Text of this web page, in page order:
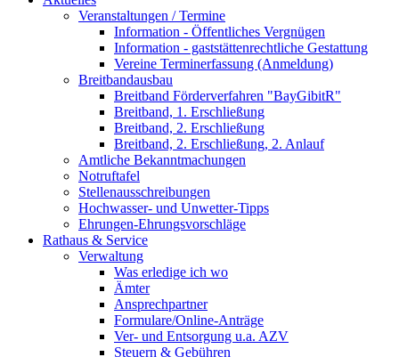
Veranstaltungen / Termine
Information - Öffentliches Vergnügen
Information - gaststättenrechtliche Gestattung
Vereine Terminerfassung (Anmeldung)
Breitbandausbau
Breitband Förderverfahren "BayGibitR"
Breitband, 1. Erschließung
Breitband, 2. Erschließung
Breitband, 2. Erschließung, 2. Anlauf
Amtliche Bekanntmachungen
Notruftafel
Stellenausschreibungen
Hochwasser- und Unwetter-Tipps
Ehrungen-Ehrungsvorschläge
Rathaus & Service
Verwaltung
Was erledige ich wo
Ämter
Ansprechpartner
Formulare/Online-Anträge
Ver- und Entsorgung u.a. AZV
Steuern & Gebühren